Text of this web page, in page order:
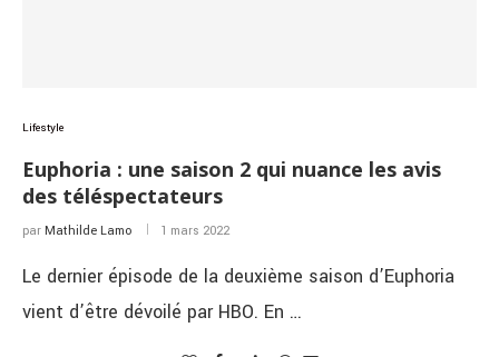
Lifestyle
Euphoria : une saison 2 qui nuance les avis
des téléspectateurs
par Mathilde Lamo 1 mars 2022
Le dernier épisode de la deuxième saison d’Euphoria
vient d’être dévoilé par HBO. En …